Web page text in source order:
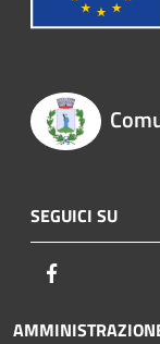
SEGUICI SU